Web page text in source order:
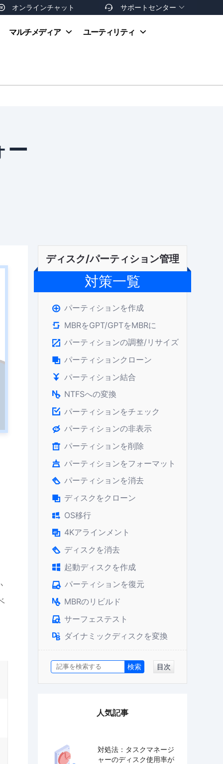
オンラインチャット  サポートセンター 
お支払い方法
マルチメディア ユーティリティ
ー
ディスク/パーティション管理
対策一覧
 パーティションを作成
 MBRをGPT/GPTをMBRに
 パーティションの調整/リサイズ
 パーティションクローン
 パーティション結合
 NTFSへの変換
 パーティションをチェック
 パーティションの非表示
 パーティションを削除
 パーティションをフォーマット
 パーティションを消去
 ディスクをクローン
 OS移行
 4Kアラインメント
 ディスクを消去
 起動ディスクを作成
 パーティションを復元
 MBRのリビルド
 サーフェステスト
 ダイナミックディスクを変換
目次
人気記事
対処法：タスクマネージ
ャーのディスク使用率が